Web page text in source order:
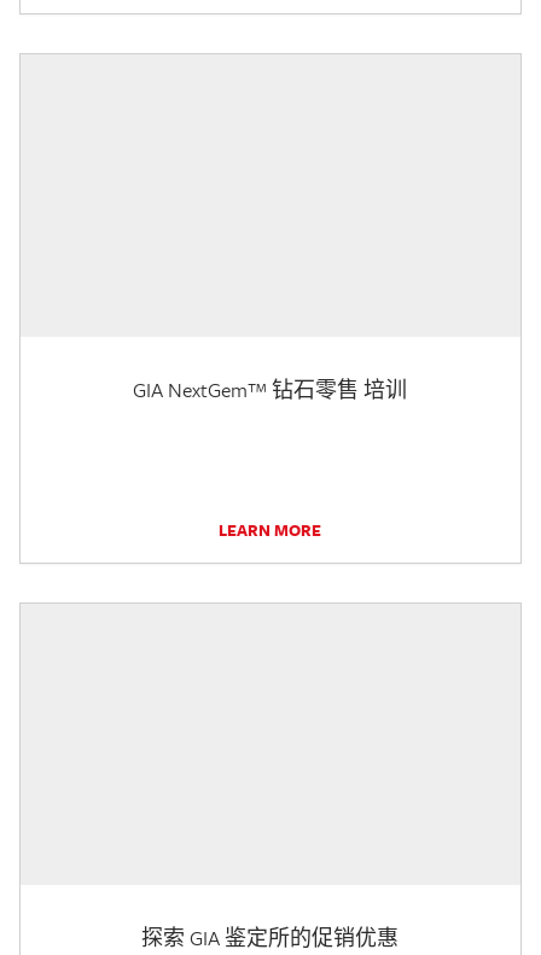
GIA NextGem™ 钻石零售 培训
LEARN MORE
探索 GIA 鉴定所的促销优惠